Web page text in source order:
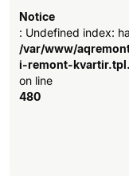
Notice
: Undefined index:
/var/www/
i-remont-
on line
480